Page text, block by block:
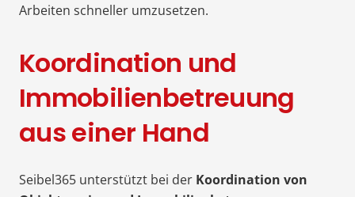
Arbeiten schneller umzusetzen.
Koordination und
Immobilienbetreuung
aus einer Hand
Seibel365 unterstützt bei der Koordination von